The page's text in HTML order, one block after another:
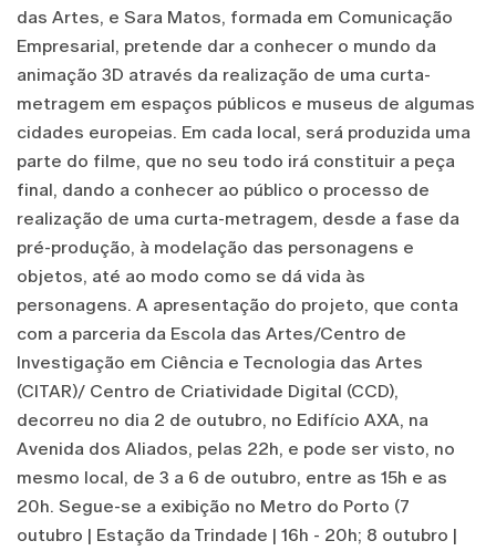
das Artes, e Sara Matos, formada em Comunicação
Empresarial, pretende dar a conhecer o mundo da
animação 3D através da realização de uma curta-
metragem em espaços públicos e museus de algumas
cidades europeias. Em cada local, será produzida uma
parte do filme, que no seu todo irá constituir a peça
final, dando a conhecer ao público o processo de
realização de uma curta-metragem, desde a fase da
pré-produção, à modelação das personagens e
objetos, até ao modo como se dá vida às
personagens. A apresentação do projeto, que conta
com a parceria da Escola das Artes/Centro de
Investigação em Ciência e Tecnologia das Artes
(CITAR)/ Centro de Criatividade Digital (CCD),
decorreu no dia 2 de outubro, no Edifício AXA, na
Avenida dos Aliados, pelas 22h, e pode ser visto, no
mesmo local, de 3 a 6 de outubro, entre as 15h e as
20h. Segue-se a exibição no Metro do Porto (7
outubro | Estação da Trindade | 16h - 20h; 8 outubro |